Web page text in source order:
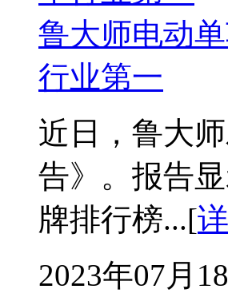
鲁大师电动
行业第一
近日，鲁大
告》。报告
牌排行榜...[
2023年07月